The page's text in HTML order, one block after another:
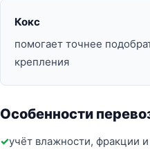
Кокс
помогает точнее
крепления
Особенности
учёт влажности, фракции